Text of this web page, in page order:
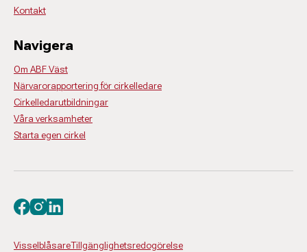
Kontakt
Navigera
Om ABF Väst
Närvarorapportering för cirkelledare
Cirkelledarutbildningar
Våra verksamheter
Starta egen cirkel
VisselblåsareTillgänglighetsredogörelse
Besök oss på facebook
Besök oss på instagram
Besök oss på linkedin